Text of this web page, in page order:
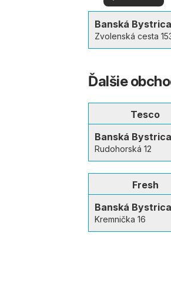
viac
Banská Bystrica
Zvolenská cesta
Ďalšie
Tesco
Banská Bystrica
Rudohorská 12
Fresh
Banská Bystrica
Kremnička 16